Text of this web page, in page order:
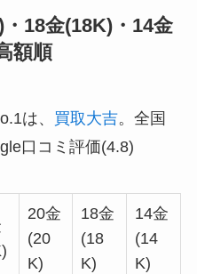
18金(18K)・14金
額順
は、 買取大吉。全国
口コミ評価(4.8)
20金
(20
K)
18金
(18
K)
14金
(14
K)